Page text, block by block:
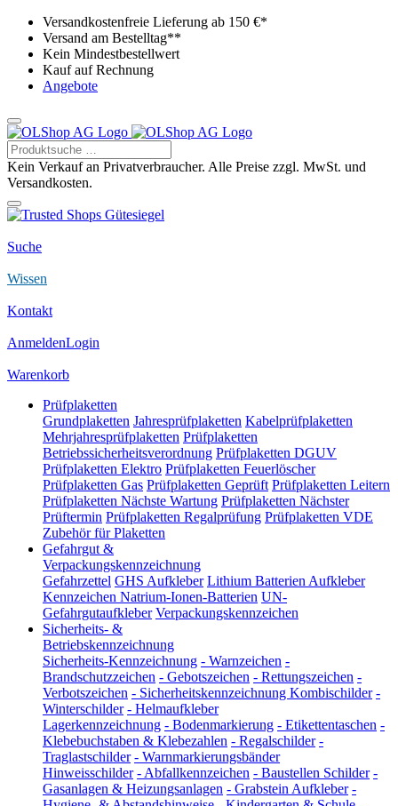
Versandkostenfreie Lieferung ab 150 €*
Versand am Bestelltag**
Kein Mindestbestellwert
Kauf auf Rechnung
Angebote
Kein Verkauf an Privatverbraucher. Alle Preise zzgl. MwSt. und
Versandkosten.
Suche
Wissen
Kontakt
AnmeldenLogin
Warenkorb
Prüfplaketten
Grundplaketten Jahresprüfplaketten Kabelprüfplaketten
Mehrjahresprüfplaketten Prüfplaketten
Betriebssicherheitsverordnung Prüfplaketten DGUV
Prüfplaketten Elektro Prüfplaketten Feuerlöscher
Prüfplaketten Gas Prüfplaketten Geprüft Prüfplaketten Leitern
Prüfplaketten Nächste Wartung Prüfplaketten Nächster
Prüftermin Prüfplaketten Regalprüfung Prüfplaketten VDE
Zubehör für Plaketten
Gefahrgut &
Verpackungskennzeichnung
Gefahrzettel GHS Aufkleber Lithium Batterien Aufkleber
Kennzeichen Natrium-Ionen-Batterien UN-
Gefahrgutaufkleber Verpackungskennzeichen
Sicherheits- &
Betriebskennzeichnung
Sicherheits-Kennzeichnung - Warnzeichen -
Brandschutzzeichen - Gebotszeichen - Rettungszeichen -
Verbotszeichen - Sicherheitskennzeichnung Kombischilder -
Winterschilder - Helmaufkleber
Lagerkennzeichnung - Bodenmarkierung - Etikettentaschen -
Klebebuchstaben & Klebezahlen - Regalschilder -
Traglastschilder - Warnmarkierungsbänder
Hinweisschilder - Abfallkennzeichen - Baustellen Schilder -
Gasanlagen & Heizungsanlagen - Grabstein Aufkleber -